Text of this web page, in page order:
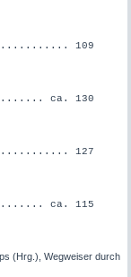
109
ca. 130
127
ca. 115
(Hrg.), Wegweiser durch